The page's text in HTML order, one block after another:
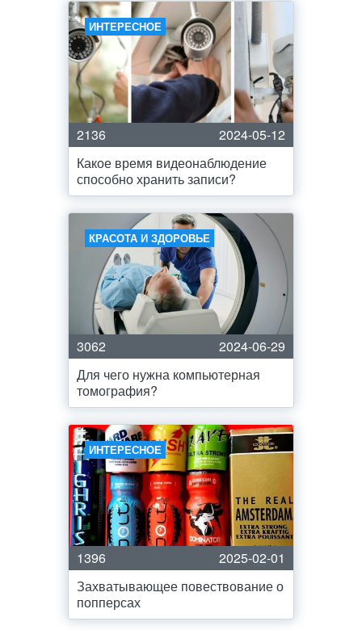
ИНТЕРЕСНОЕ
2136
2024-05-12
Какое время видеонаблюдение
способно хранить записи?
КРАСОТА И ЗДОРОВЬЕ
3062
2024-06-29
Для чего нужна компьютерная
томография?
ИНТЕРЕСНОЕ
1396
2025-02-01
Захватывающее повествование о
попперсах